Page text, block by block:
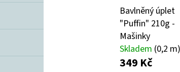
Bavlněný úplet
"Puffin" 210g -
Mašinky
Skladem (0,2 m)
349 Kč
BAVLNĚNÝ ÚPLET MELÍR BÉŽOVÁ